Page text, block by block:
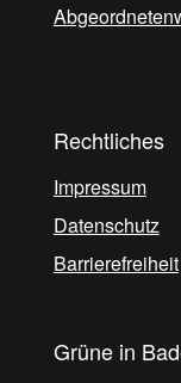
Rechtliches
Impressum
Datenschutz
Barrierefreiheit
Grüne in